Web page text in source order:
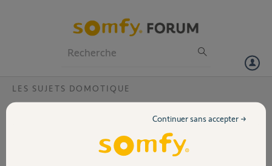
Volet
LES SUJETS DOMOTIQUE
le code PIN est correct mais votre box est
déjà activée.que faire le code pin est 1213
Continuer sans accepter →